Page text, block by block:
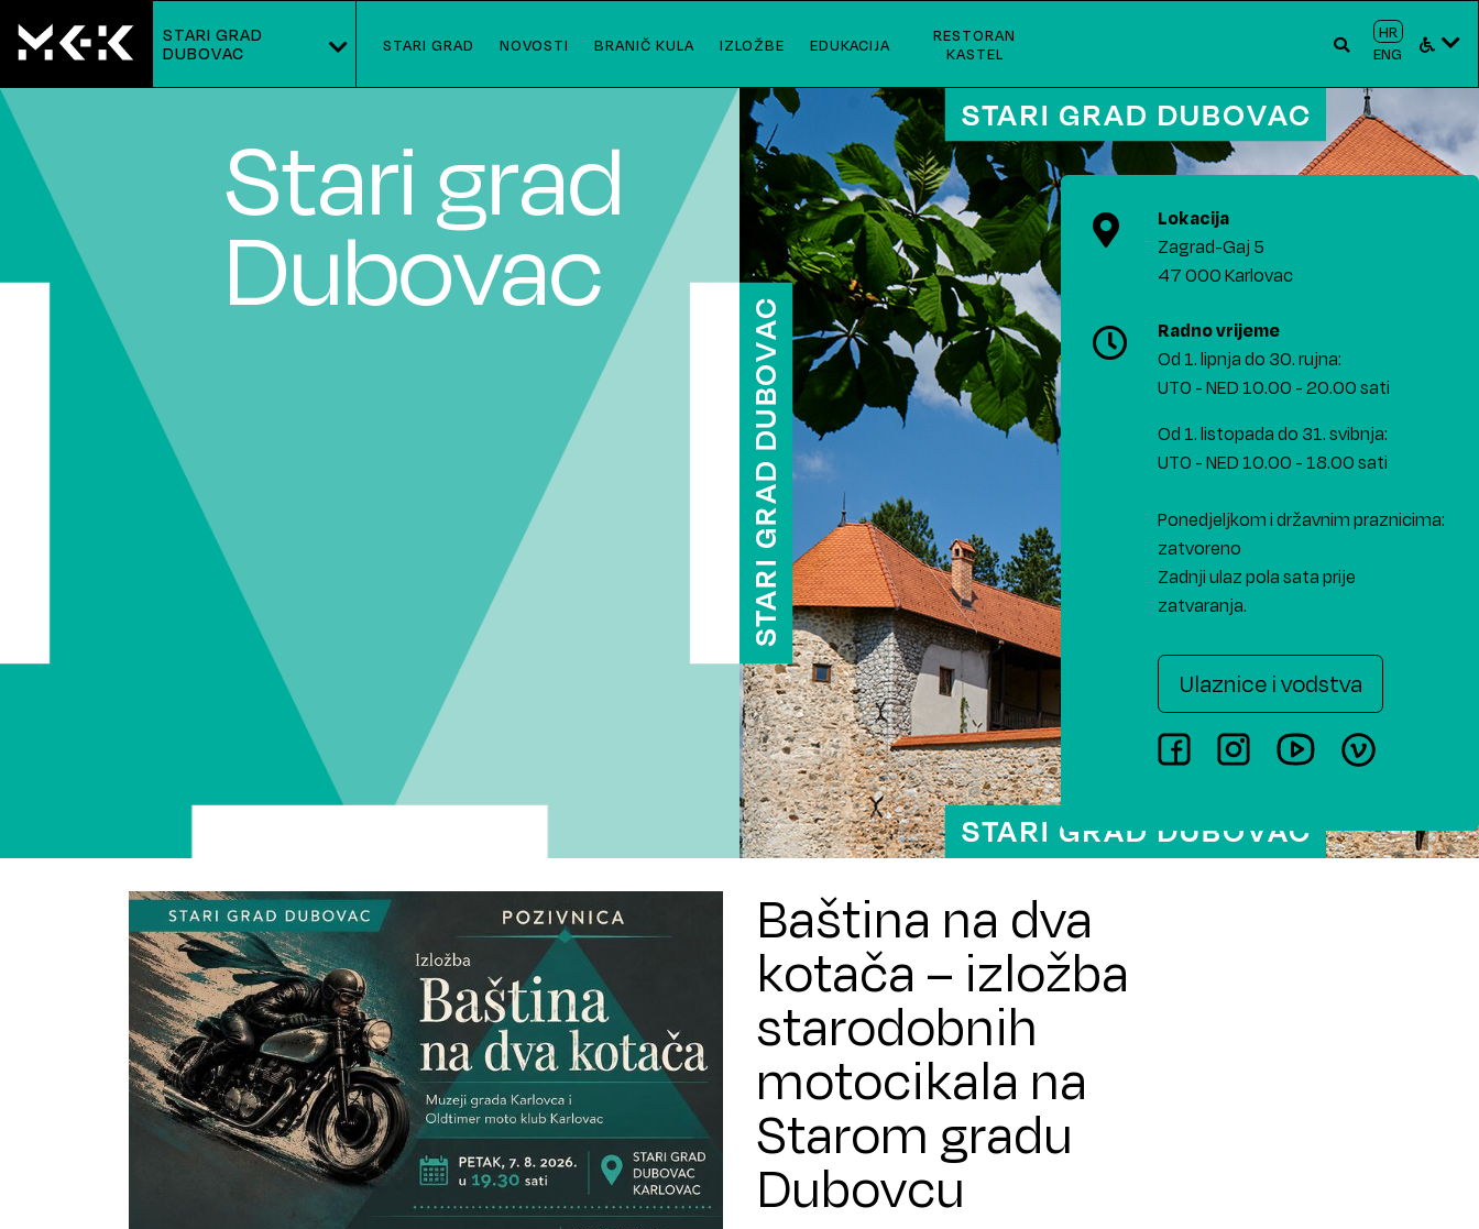
STARI GRAD
DUBOVAC
STARI GRAD NOVOSTI BRANIČ KULA IZLOŽBE EDUKACIJA
RESTORAN
KASTEL
HR
ENG
Lokacija
Zagrad-Gaj 5
47 000 Karlovac
Radno vrijeme
Od 1. lipnja do 30. rujna:
UT0 - NED 10.00 - 20.00 sati
Od 1. listopada do 31. svibnja:
UT0 - NED 10.00 - 18.00 sati
Ponedjeljkom i državnim praznicima:
zatvoreno
Zadnji ulaz pola sata prije
zatvaranja.
Ulaznice i vodstva
Baština na dva
kotača – izložba
starodobnih
motocikala na
Starom gradu
Dubovcu